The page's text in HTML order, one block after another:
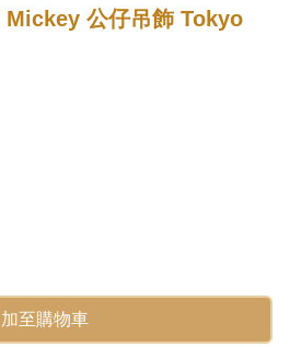
公仔吊飾 Tokyo
加至購物車